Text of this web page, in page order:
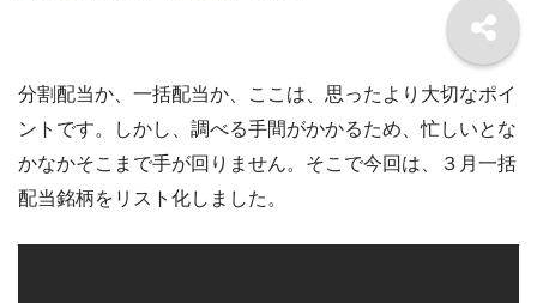
分割配当か、一括配当か、ここは、思ったより大切なポイ
ントです。しかし、調べる手間がかかるため、忙しいとな
かなかそこまで手が回りません。そこで今回は、３月一括
配当銘柄をリスト化しました。